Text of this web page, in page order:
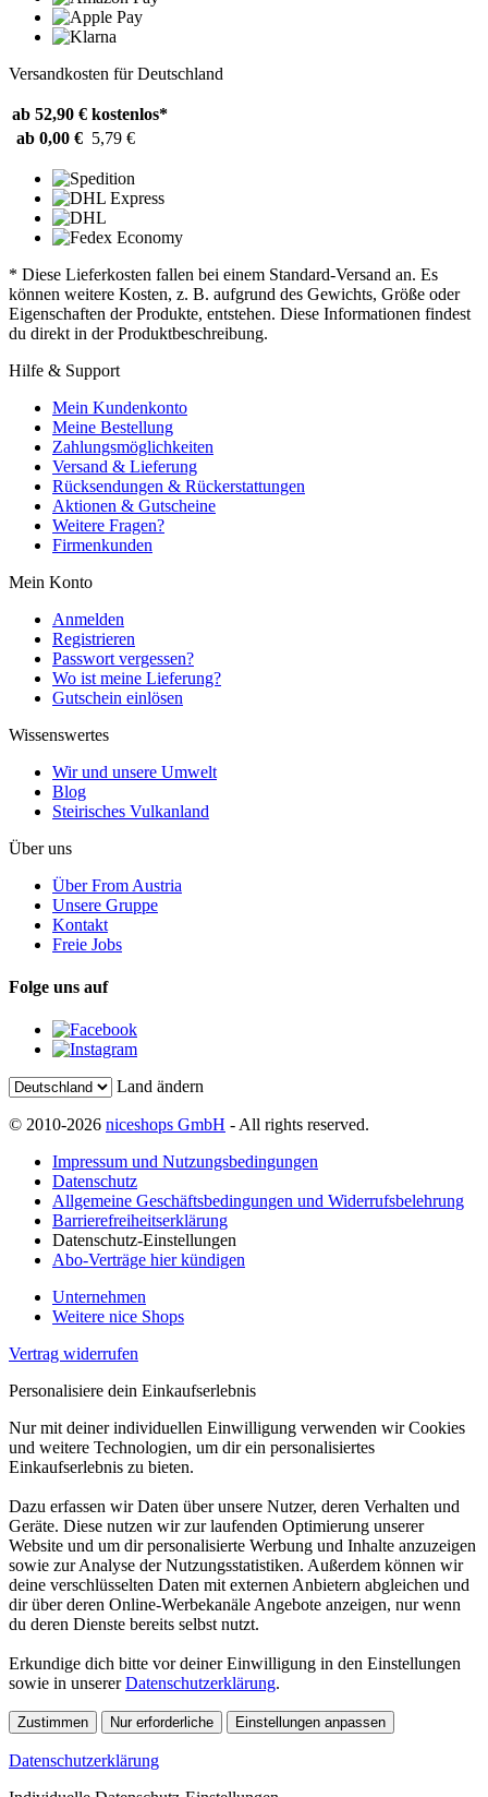
Versandkosten für Deutschland
ab 52,90 € kostenlos*
ab 0,00 € 5,79 €
* Diese Lieferkosten fallen bei einem Standard-Versand an. Es
können weitere Kosten, z. B. aufgrund des Gewichts, Größe oder
Eigenschaften der Produkte, entstehen. Diese Informationen findest
du direkt in der Produktbeschreibung.
Hilfe & Support
Mein Kundenkonto
Meine Bestellung
Zahlungsmöglichkeiten
Versand & Lieferung
Rücksendungen & Rückerstattungen
Aktionen & Gutscheine
Weitere Fragen?
Firmenkunden
Mein Konto
Anmelden
Registrieren
Passwort vergessen?
Wo ist meine Lieferung?
Gutschein einlösen
Wissenswertes
Wir und unsere Umwelt
Blog
Steirisches Vulkanland
Über uns
Über From Austria
Unsere Gruppe
Kontakt
Freie Jobs
Folge uns auf
Land ändern
© 2010-2026 niceshops GmbH - All rights reserved.
Impressum und Nutzungsbedingungen
Datenschutz
Allgemeine Geschäftsbedingungen und Widerrufsbelehrung
Barrierefreiheitserklärung
Datenschutz-Einstellungen
Abo-Verträge hier kündigen
Unternehmen
Weitere nice Shops
Vertrag widerrufen
Personalisiere dein Einkaufserlebnis
Nur mit deiner individuellen Einwilligung verwenden wir Cookies
und weitere Technologien, um dir ein personalisiertes
Einkaufserlebnis zu bieten.
Dazu erfassen wir Daten über unsere Nutzer, deren Verhalten und
Geräte. Diese nutzen wir zur laufenden Optimierung unserer
Website und um dir personalisierte Werbung und Inhalte anzuzeigen
sowie zur Analyse der Nutzungsstatistiken. Außerdem können wir
deine verschlüsselten Daten mit externen Anbietern abgleichen und
dir über deren Online-Werbekanäle Angebote anzeigen, nur wenn
du deren Dienste bereits selbst nutzt.
Erkundige dich bitte vor deiner Einwilligung in den Einstellungen
sowie in unsererDatenschutzerklärung.
Zustimmen Nur erforderliche Einstellungen anpassen
Datenschutzerklärung